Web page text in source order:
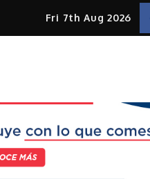
Fri 7th Aug 2026